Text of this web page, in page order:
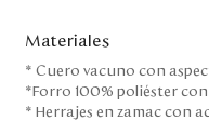
Venezuela
Materiales
* Cuero vacuno con
*Forro 100% poliéster
* Herrajes en zamac con